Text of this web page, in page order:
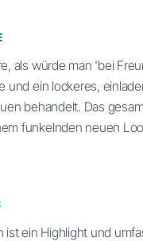
als würde man 'bei
und ein lockeres,
behandelt. Das
funkelnden neuen
ist ein Highlight und